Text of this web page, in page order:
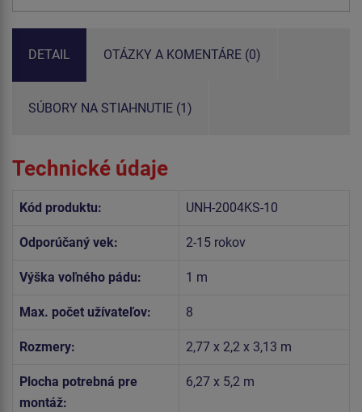
DETAIL OTÁZKY A KOMENTÁRE (0)
SÚBORY NA STIAHNUTIE (1)
Technické údaje
Kód produktu: UNH-2004KS-10
Odporúčaný vek: 2-15 rokov
Výška voľného pádu: 1 m
Max. počet užívateľov: 8
Rozmery: 2,77 x 2,2 x 3,13 m
Plocha potrebná pre
montáž:
6,27 x 5,2 m